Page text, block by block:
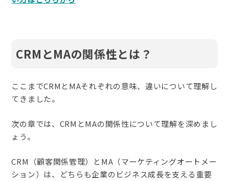
CRMとMAの関係性とは？
ここまでCRMとMAそれぞれの意味、違いについて理解し
てきました。
次の章では、CRMとMAの関係性について理解を深めまし
ょう。
CRM（顧客関係管理）とMA（マーケティングオートメー
ション）は、どちらも企業のビジネス成長を支える重要